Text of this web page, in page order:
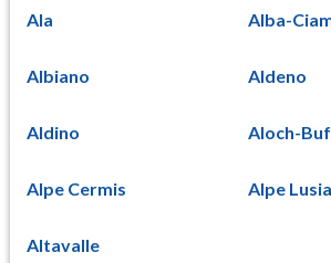
Ala Alba-
Albiano Aldeno
Aldino Aloch-
Alpe Cermis Alpe Lusia
Altavalle